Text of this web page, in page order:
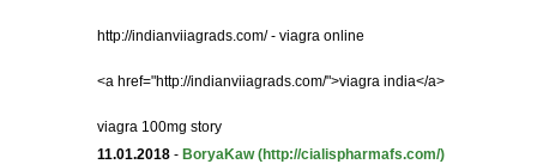
http://indianviiagrads.com/ - viagra online
<a href="http://indianviiagrads.com/">viagra india</a>
viagra 100mg story
11.01.2018 - BoryaKaw (http://cialispharmafs.com/)